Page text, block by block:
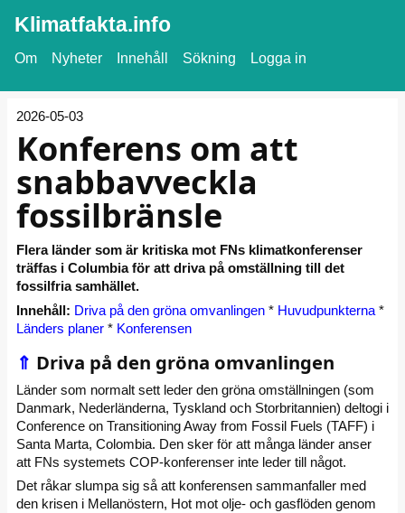
Klimatfakta.info
Om Nyheter Innehåll Sökning Logga in
2026-05-03
Konferens om att
snabbavveckla
fossilbränsle
Flera länder som är kritiska mot FNs klimatkonferenser
träffas i Columbia för att driva på omställning till det
fossilfria samhället.
Innehåll: Driva på den gröna omvanlingen * Huvudpunkterna *
Länders planer * Konferensen
⇑ Driva på den gröna omvanlingen
Länder som normalt sett leder den gröna omställningen (som
Danmark, Nederländerna, Tyskland och Storbritannien) deltogi i
Conference on Transitioning Away from Fossil Fuels (TAFF) i
Santa Marta, Colombia. Den sker för att många länder anser
att FNs systemets COP-konferenser inte leder till något.
Det råkar slumpa sig så att konferensen sammanfaller med
den krisen i Mellanöstern, Hot mot olje- och gasflöden genom